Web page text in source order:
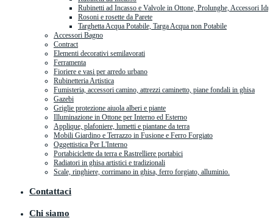
Rubinetti ad Incasso e Valvole in Ottone, Prolunghe, Accessori
Rosoni e rosette da Parete
Targhetta Acqua Potabile, Targa Acqua non Potabile
Accessori Bagno
Contract
Elementi decorativi semilavorati
Ferramenta
Fioriere e vasi per arredo urbano
Rubinetteria Artistica
Fumisteria, accessori camino, attrezzi caminetto, piane fondali in ghisa
Gazebi
Griglie protezione aiuola alberi e piante
Illuminazione in Ottone per Interno ed Esterno
Applique, plafoniere, lumetti e piantane da terra
Mobili Giardino e Terrazzo in Fusione e Ferro Forgiato
Oggettistica Per L'Interno
Portabiciclette da terra e Rastrelliere portabici
Radiatori in ghisa artistici e tradizionali
Scale, ringhiere, corrimano in ghisa, ferro forgiato, alluminio.
Contattaci
Chi siamo